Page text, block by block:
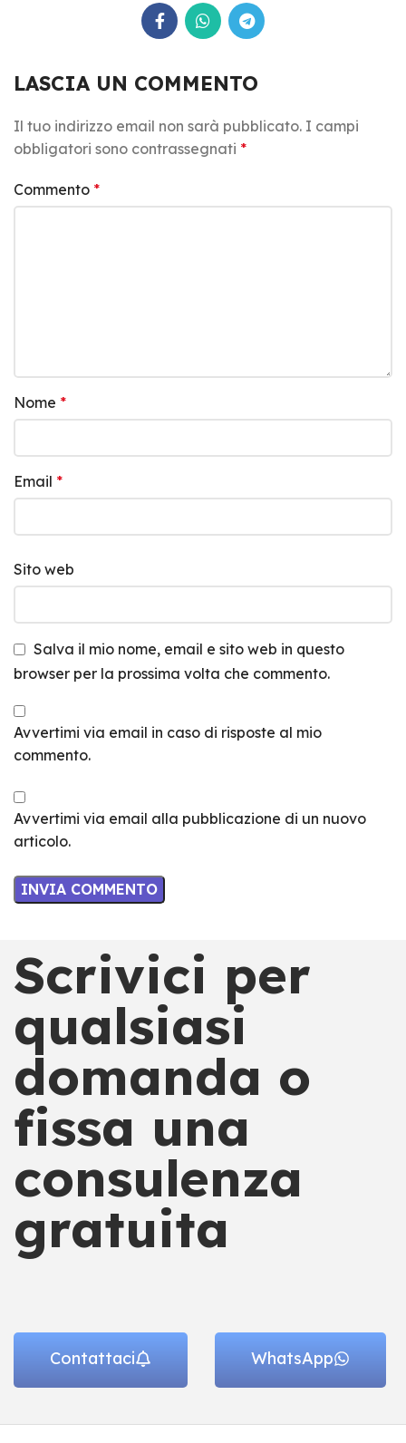
LASCIA UN COMMENTO
Il tuo indirizzo email non sarà pubblicato. I campi
obbligatori sono contrassegnati *
Commento *
Nome *
Email *
Sito web
Salva il mio nome, email e sito web in questo
browser per la prossima volta che commento.
Avvertimi via email in caso di risposte al mio
commento.
Avvertimi via email alla pubblicazione di un nuovo
articolo.
Scrivici per
qualsiasi
domanda o
fissa una
consulenza
gratuita
Contattaci WhatsApp